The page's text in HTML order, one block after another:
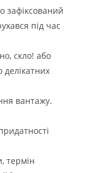
зафіксований
під час
скло! або
вантажу.
термін